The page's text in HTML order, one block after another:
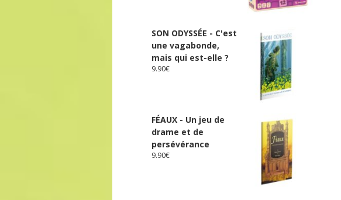
SON ODYSSÉE - C'est
une vagabonde,
mais qui est-elle ?
9.90€
FÉAUX - Un jeu de
drame et de
persévérance
9.90€